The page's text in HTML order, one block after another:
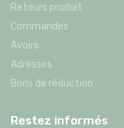
Retours produit
Commandes
Avoirs
Adresses
Bons de réduction
Restez informés